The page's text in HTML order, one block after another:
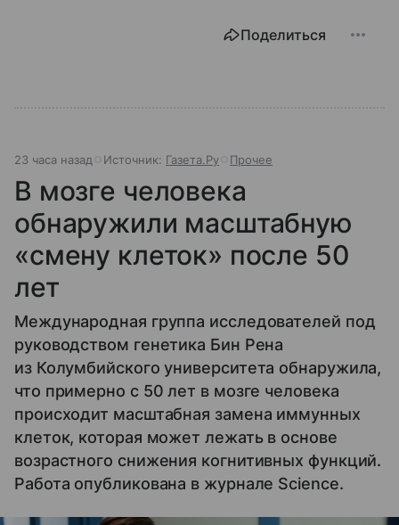
Поделиться
23 часа назад Источник: Газета.Ру Прочее
В мозге человека
обнаружили масштабную
«смену клеток» после 50
лет
Международная группа исследователей под
руководством генетика Бин Рена
из Колумбийского университета обнаружила,
что примерно с 50 лет в мозге человека
происходит масштабная замена иммунных
клеток, которая может лежать в основе
возрастного снижения когнитивных функций.
Работа опубликована в журнале Science.